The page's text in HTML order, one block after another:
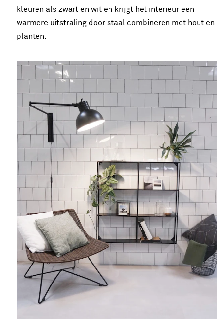
kleuren als zwart en wit en krijgt het interieur een
warmere uitstraling door staal combineren met hout en
planten.